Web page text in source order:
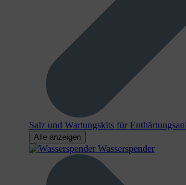
Salz und Wartungskits für
Alle anzeigen
Wasserspender